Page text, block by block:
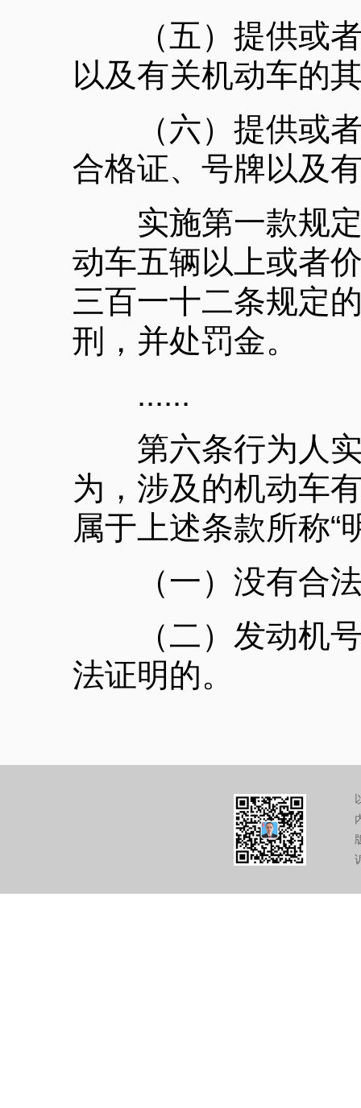
（五）提供或者
以及有关机动车的
（六）提供或者
合格证、号牌以及
实施第一款规定
动车五辆以上或者
三百一十二条规定
刑，并处罚金。
......
第六条行为人实
为，涉及的机动车
属于上述条款所称“
（一）没有合法
（二）发动机号
法证明的。